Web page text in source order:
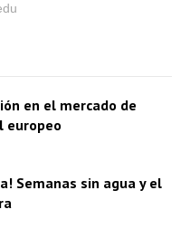
en el mercado de
europeo
Semanas sin agua y el